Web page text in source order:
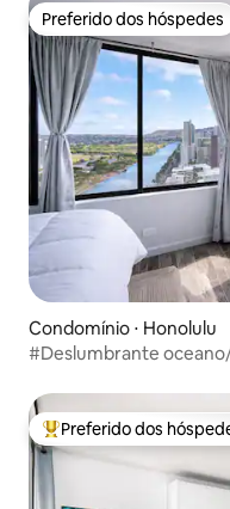
Preferido dos hóspedes
Preferido dos hóspedes
Condomínio ⋅ Honolulu
#Deslumbrante
Entre os melhores
Preferido dos